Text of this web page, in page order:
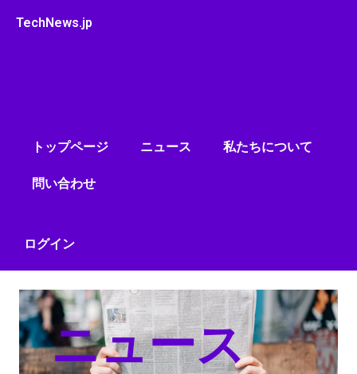
TechNews.jp
トップページ ニュース 私たちについて
問い合わせ
ログイン
ニュース